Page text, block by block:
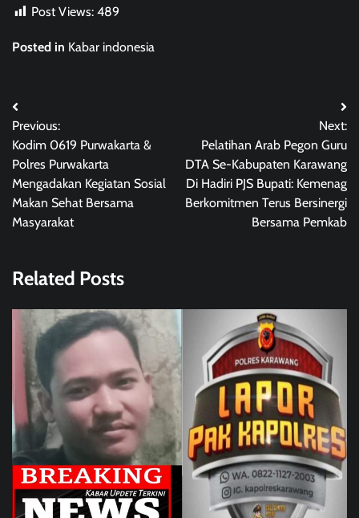
Post Views: 489
Posted in Kabar indonesia
Post
navigation
Previous:
Kodim 0619 Purwakarta &
Polres Purwakarta
Mengadakan Kegiatan Sosial
Makan Sehat Bersama
Masyarakat
Next:
Pelatihan Arab Pegon Guru
DTA Se-Kabupaten Karawang
Di Hadiri PJS Bupati: Kemenag
Berkomitmen Terus Bersinergi
Bersama Pemkab
Related Posts